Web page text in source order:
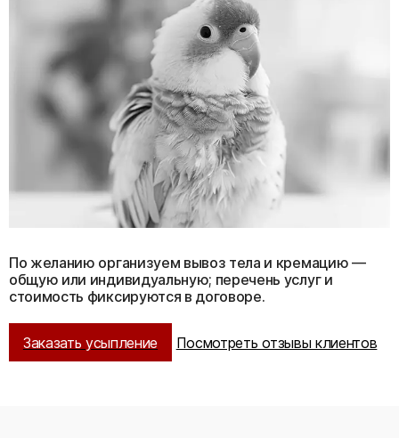
По желанию организуем вывоз тела и кремацию —
общую или индивидуальную; перечень услуг и
стоимость фиксируются в договоре.
Заказать усыпление Посмотреть отзывы клиентов